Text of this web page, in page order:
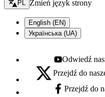
Zmień język - bieżący:
PL Zmień język strony
English (EN)
Українська (UA)
Youtube - otwiera
Odwiedź
X - otwiera się w nowej
Przejdź do
Facebook - otwiera
Przejdź do